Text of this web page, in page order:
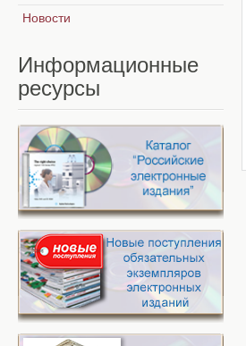
Новости
Информационные
ресурсы